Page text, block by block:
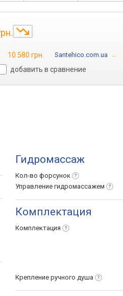
10 580 грн. Santehico.com.ua →
добавить в сравнение
Гидромассаж
Кол-во форсунок
Управление гидромассажем
Комплектация
Комплектация
Крепление ручного душа